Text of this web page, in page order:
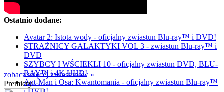
Ostatnio dodane:
Avatar 2: Istota wody - oficjalny zwiastun Blu-ray™ i DVD!
STRAŻNICY GALAKTYKI VOL 3 - zwiastun Blu-ray™ i
DVD
SZYBCY I WŚCIEKLI 10 - oficjalny zwiastun DVD, BLU-
RAY™ i 4K UHD!
Ant-Man i Osa: Kwantomania - oficjalny zwiastun Blu-ray™
zobacz więcej zwiastunów »
Premiery